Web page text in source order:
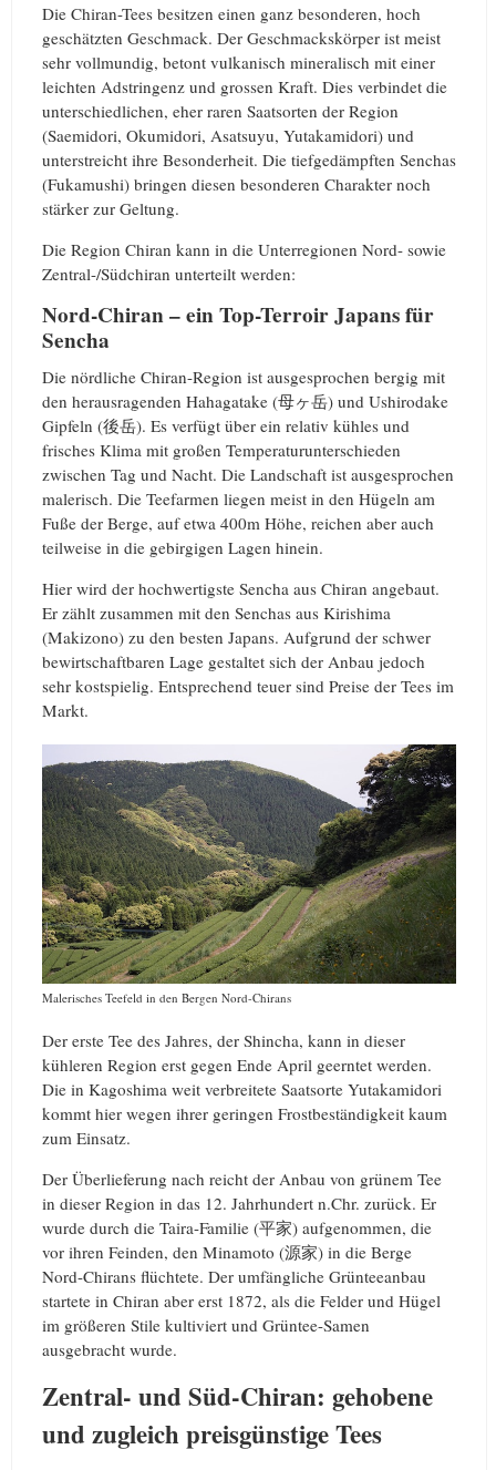
Die Chiran-Tees besitzen einen ganz besonderen, hoch
geschätzten Geschmack. Der Geschmackskörper ist meist
sehr vollmundig, betont vulkanisch mineralisch mit einer
leichten Adstringenz und grossen Kraft. Dies verbindet die
unterschiedlichen, eher raren Saatsorten der Region
(Saemidori, Okumidori, Asatsuyu, Yutakamidori) und
unterstreicht ihre Besonderheit. Die tiefgedämpften Senchas
(Fukamushi) bringen diesen besonderen Charakter noch
stärker zur Geltung.
Die Region Chiran kann in die Unterregionen Nord- sowie
Zentral-/Südchiran unterteilt werden:
Nord-Chiran – ein Top-Terroir Japans für
Sencha
Die nördliche Chiran-Region ist ausgesprochen bergig mit
den herausragenden Hahagatake (母ヶ岳) und Ushirodake
Gipfeln (後岳). Es verfügt über ein relativ kühles und
frisches Klima mit großen Temperaturunterschieden
zwischen Tag und Nacht. Die Landschaft ist ausgesprochen
malerisch. Die Teefarmen liegen meist in den Hügeln am
Fuße der Berge, auf etwa 400m Höhe, reichen aber auch
teilweise in die gebirgigen Lagen hinein.
Hier wird der hochwertigste Sencha aus Chiran angebaut.
Er zählt zusammen mit den Senchas aus Kirishima
(Makizono) zu den besten Japans. Aufgrund der schwer
bewirtschaftbaren Lage gestaltet sich der Anbau jedoch
sehr kostspielig. Entsprechend teuer sind Preise der Tees im
Markt.
Malerisches Teefeld in den Bergen Nord-Chirans
Der erste Tee des Jahres, der Shincha, kann in dieser
kühleren Region erst gegen Ende April geerntet werden.
Die in Kagoshima weit verbreitete Saatsorte Yutakamidori
kommt hier wegen ihrer geringen Frostbeständigkeit kaum
zum Einsatz.
Der Überlieferung nach reicht der Anbau von grünem Tee
in dieser Region in das 12. Jahrhundert n.Chr. zurück. Er
wurde durch die Taira-Familie (平家) aufgenommen, die
vor ihren Feinden, den Minamoto (源家) in die Berge
Nord-Chirans flüchtete. Der umfängliche Grünteeanbau
startete in Chiran aber erst 1872, als die Felder und Hügel
im größeren Stile kultiviert und Grüntee-Samen
ausgebracht wurde.
Zentral- und Süd-Chiran: gehobene
und zugleich preisgünstige Tees